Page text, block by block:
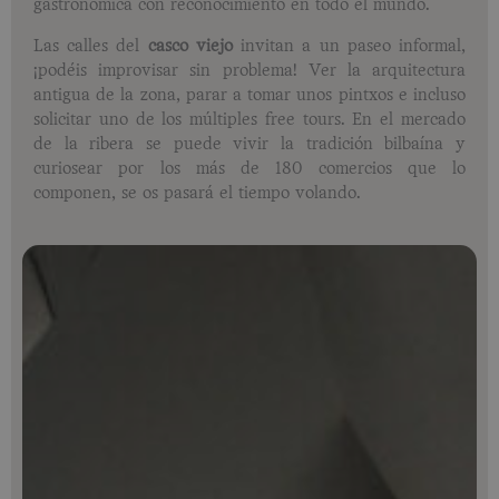
gastronómica con reconocimiento en todo el mundo.
Las calles del casco viejoinvitan a un paseo informal,
¡podéis improvisar sin problema! Ver la arquitectura
antigua de la zona, parar a tomar unos pintxos e incluso
solicitar uno de los múltiples free tours. En el mercado
de la ribera se puede vivir la tradición bilbaína y
curiosear por los más de 180 comercios que lo
componen, se os pasará el tiempo volando.